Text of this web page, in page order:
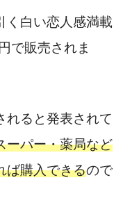
く白い恋人感満載
で販売されま
れると発表されて
ーパー・薬局など
ば購入できるので